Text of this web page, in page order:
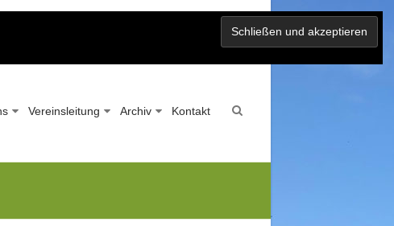
Vereinsleitung Archiv Kontakt